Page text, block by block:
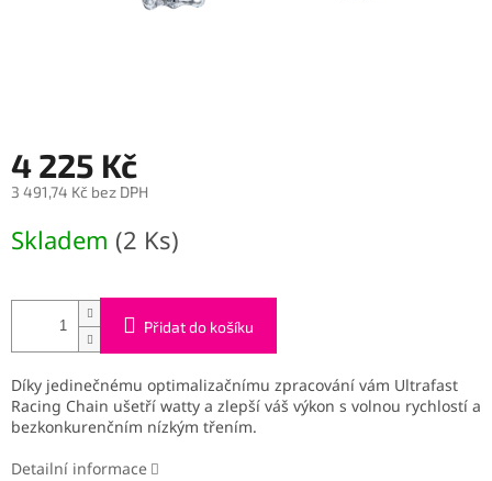
4 225 Kč
3 491,74 Kč bez DPH
cena:
Skladem (2 Ks)
Přidat do košíku
Díky jedinečnému optimalizačnímu zpracování vám Ultrafast
Racing Chain ušetří watty a zlepší váš výkon s volnou rychlostí a
bezkonkurenčním nízkým třením.
Detailní informace